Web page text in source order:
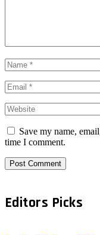
Save my name,
time I comment.
Editors Picks